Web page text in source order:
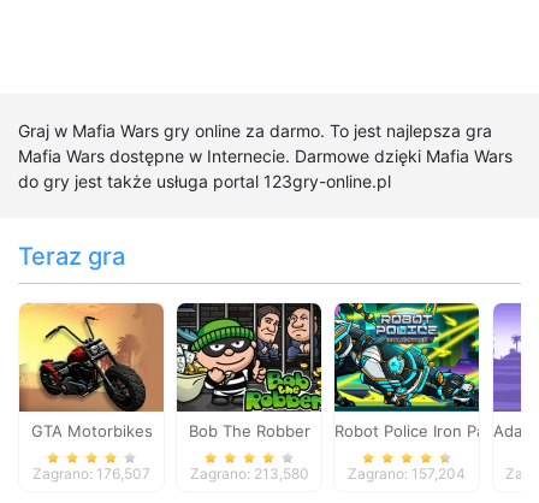
Graj w Mafia Wars gry online za darmo. To jest najlepsza gra
Mafia Wars dostępne w Internecie. Darmowe dzięki Mafia Wars
do gry jest także usługa portal 123gry-online.pl
Teraz gra
GTA Motorbikes
Zagrano: 176,507
Bob The Robber
Zagrano: 213,580
Robot Police Iron Panther
Zagrano: 157,204